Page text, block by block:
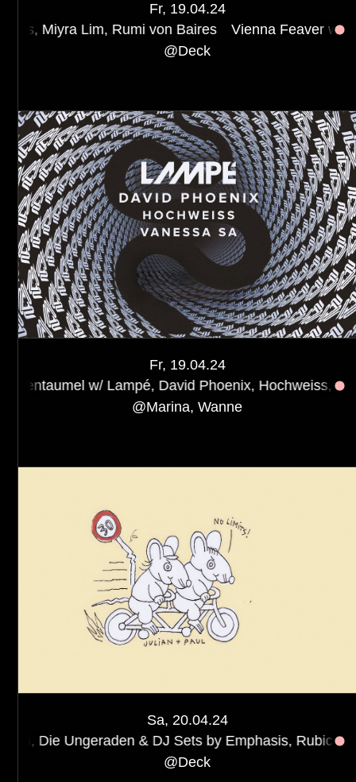
Fr, 19.04.24
Rumi von Baires
Vienna Feaver w/ Afroninja,
@Deck
Fr, 19.04.24
Lampé, David Phoenix, Hochweiss, Vanessa Sa
@Marina, Wanne
Sa, 20.04.24
& DJ Sets by Emphasis, Rubicon, Jubilee, Rote
@Deck